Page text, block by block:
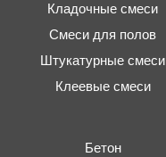
Кладочные смеси
Смеси для полов
Штукатурные смеси
Клеевые смеси
Бетон